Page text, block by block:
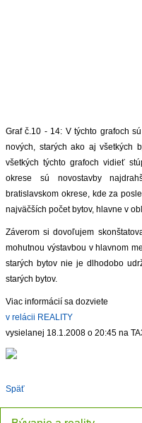
Graf č.10 - 14: V týchto grafoch
nových, starých ako aj všetkých
všetkých týchto grafoch vidieť
okrese sú novostavby
bratislavskom okrese, kde za
najväčších počet bytov, hlavne v
Záverom si dovoľujem
mohutnou výstavbou v hlavnom
starých bytov nie je dlhodobo
starých bytov.
Viac informácií sa dozviete
v relácii REALITY
vysielanej 18.1.2008 o 20:45 na
Späť